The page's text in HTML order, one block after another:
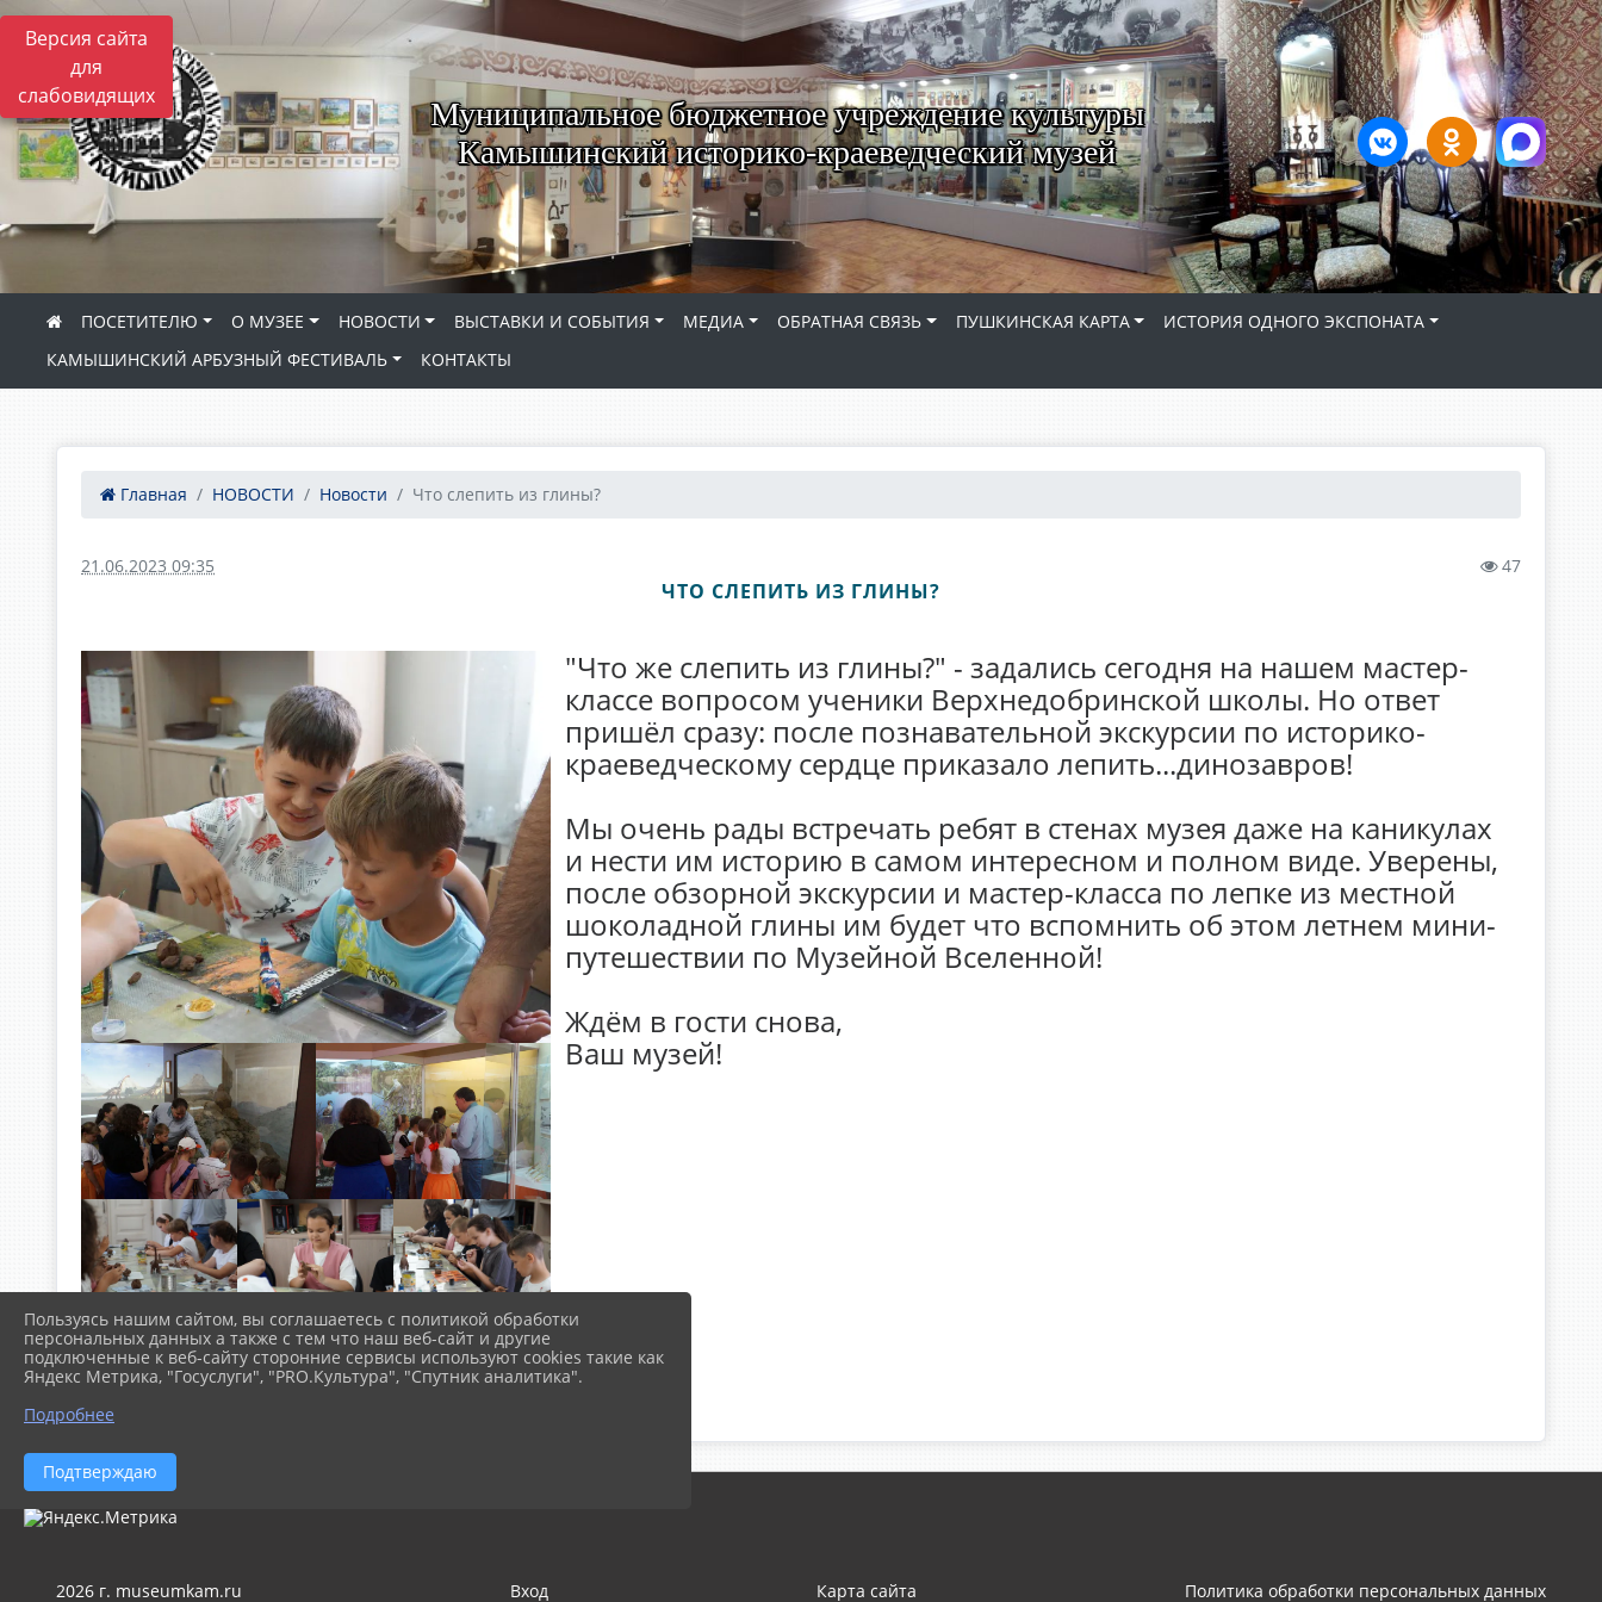
Версия сайта
для
слабовидящих
Муниципальное бюджетное учреждение культуры
Камышинский историко-краеведческий музей
ПОСЕТИТЕЛЮ О МУЗЕЕ НОВОСТИ ВЫСТАВКИ И СОБЫТИЯ МЕДИА ОБРАТНАЯ СВЯЗЬ ПУШКИНСКАЯ КАРТА
ИСТОРИЯ ОДНОГО ЭКСПОНАТА
КАМЫШИНСКИЙ АРБУЗНЫЙ ФЕСТИВАЛЬ
КОНТАКТЫ
Главная НОВОСТИ Новости Что слепить из глины?
21.06.2023 09:35 47
ЧТО СЛЕПИТЬ ИЗ ГЛИНЫ?
"Что же слепить из глины?" - задались сегодня на нашем мастер-
классе вопросом ученики Верхнедобринской школы. Но ответ
пришёл сразу: после познавательной экскурсии по историко-
краеведческому сердце приказало лепить...динозавров!
Мы очень рады встречать ребят в стенах музея даже на каникулах
и нести им историю в самом интересном и полном виде. Уверены,
после обзорной экскурсии и мастер-класса по лепке из местной
шоколадной глины им будет что вспомнить об этом летнем мини-
путешествии по Музейной Вселенной!
Ждём в гости снова,
Ваш музей!
2026 г. museumkam.ru Вход Карта сайта Политика обработки персональных данных
Пользуясь нашим сайтом, вы соглашаетесь с политикой обработки
персональных данных а также с тем что наш веб-сайт и другие
подключенные к веб-сайту сторонние сервисы используют cookies такие как
Яндекс Метрика, "Госуслуги", "PRO.Культура", "Спутник аналитика".
Подробнее
Подтверждаю